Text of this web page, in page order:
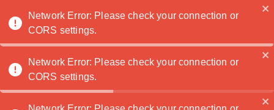
Noatanga
Noatanga
Alberto Janev 🏆 🌟
Network Error: Please check your connection or
CORS settings.
Network Error: Please check your connection or
CORS settings.